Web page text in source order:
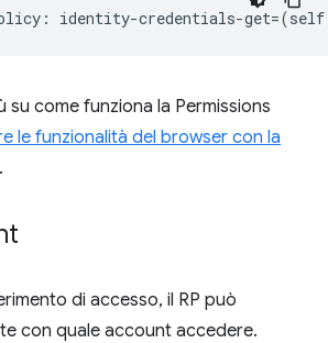
: identity-credentials-get=(self
su come funziona la Permissions
le funzionalità del browser con la
.
di accesso, il RP può
con quale account accedere.